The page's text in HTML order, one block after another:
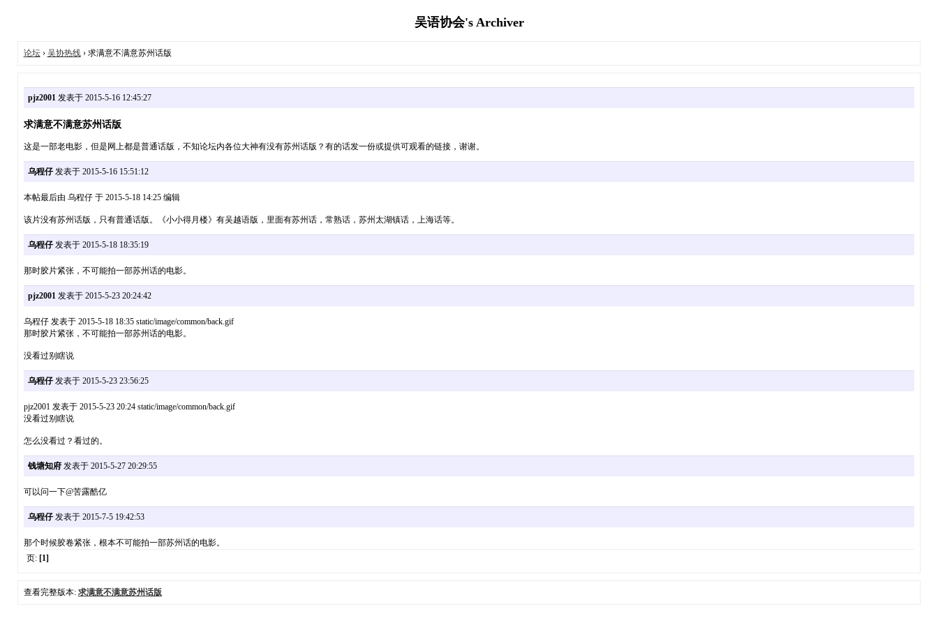
吴语协会's Archiver
论坛› 吴协热线› 求满意不满意苏州话版
pjz2001发表于 2015-5-16 12:45:27
求满意不满意苏州话版
这是一部老电影，但是网上都是普通话版，不知论坛内各位大神有没有苏州话版？有的话发一份或提供可观看的链接，谢谢。
乌程仔发表于 2015-5-16 15:51:12
本帖最后由 乌程仔 于 2015-5-18 14:25 编辑
该片没有苏州话版，只有普通话版。《小小得月楼》有吴越语版，里面有苏州话，常熟话，苏州太湖镇话，上海话等。
乌程仔发表于 2015-5-18 18:35:19
那时胶片紧张，不可能拍一部苏州话的电影。
pjz2001发表于 2015-5-23 20:24:42
乌程仔 发表于 2015-5-18 18:35 static/image/common/back.gif
那时胶片紧张，不可能拍一部苏州话的电影。
没看过别瞎说
乌程仔发表于 2015-5-23 23:56:25
pjz2001 发表于 2015-5-23 20:24 static/image/common/back.gif
没看过别瞎说
怎么没看过？看过的。
钱塘知府发表于 2015-5-27 20:29:55
可以问一下@苦露酷亿
乌程仔发表于 2015-7-5 19:42:53
那个时候胶卷紧张，根本不可能拍一部苏州话的电影。
页: [1]
查看完整版本: 求满意不满意苏州话版